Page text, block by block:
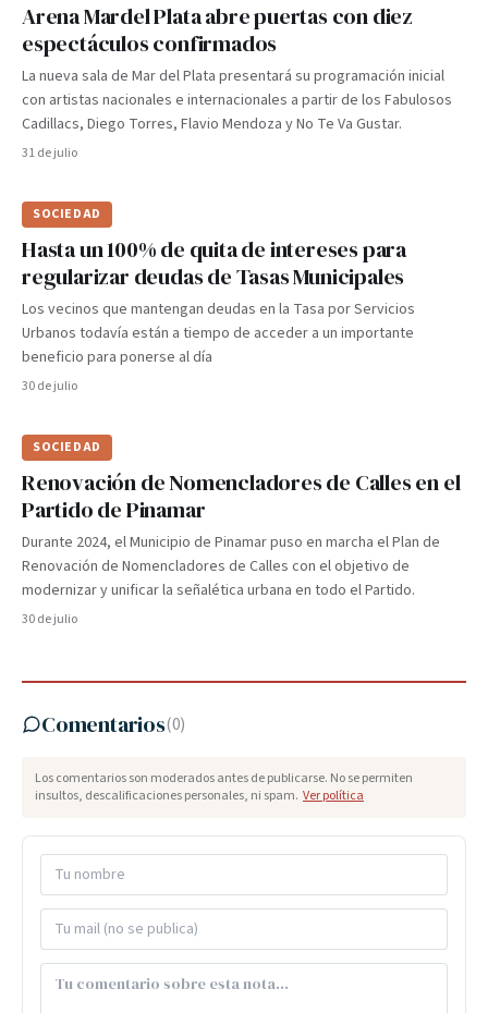
Arena Mardel Plata abre puertas con diez
espectáculos confirmados
La nueva sala de Mar del Plata presentará su programación inicial
con artistas nacionales e internacionales a partir de los Fabulosos
Cadillacs, Diego Torres, Flavio Mendoza y No Te Va Gustar.
31 de julio
SOCIEDAD
Hasta un 100% de quita de intereses para
regularizar deudas de Tasas Municipales
Los vecinos que mantengan deudas en la Tasa por Servicios
Urbanos todavía están a tiempo de acceder a un importante
beneficio para ponerse al día
30 de julio
SOCIEDAD
Renovación de Nomencladores de Calles en el
Partido de Pinamar
Durante 2024, el Municipio de Pinamar puso en marcha el Plan de
Renovación de Nomencladores de Calles con el objetivo de
modernizar y unificar la señalética urbana en todo el Partido.
30 de julio
Comentarios(0)
Los comentarios son moderados antes de publicarse. No se permiten
insultos, descalificaciones personales, ni spam. Ver política